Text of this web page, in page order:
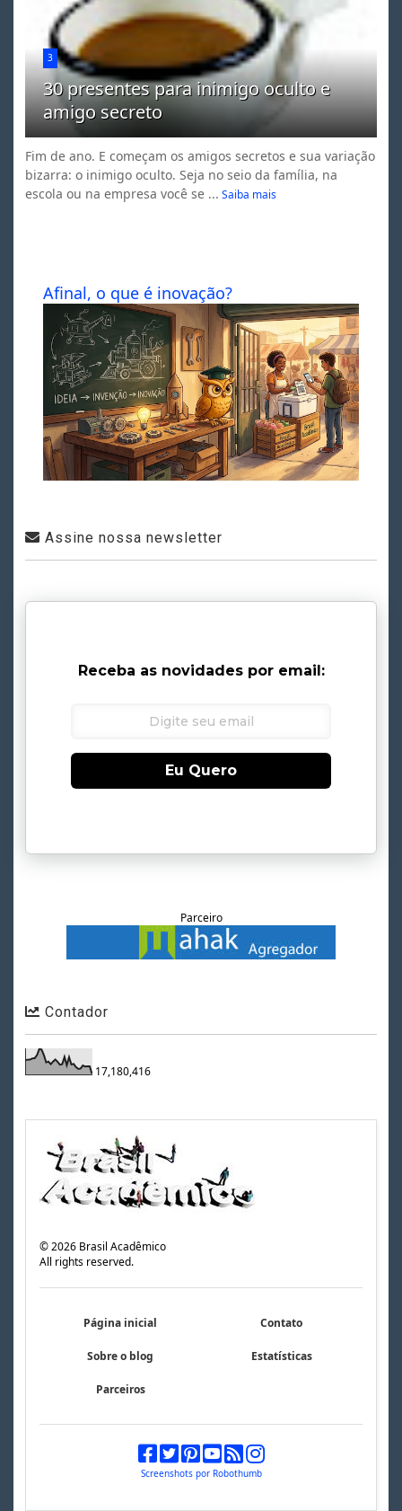
3
30 presentes para inimigo oculto e
amigo secreto
Fim de ano. E começam os amigos secretos e sua variação
bizarra: o inimigo oculto. Seja no seio da família, na
escola ou na empresa você se ... Saiba mais
Afinal, o que é inovação?
Assine nossa newsletter
Receba as novidades por email:
Eu Quero
Parceiro
Contador
17,180,416
©2026 Brasil Acadêmico
All rights reserved.
Página inicial Contato
Sobre o blog Estatísticas
Parceiros
Screenshots por Robothumb